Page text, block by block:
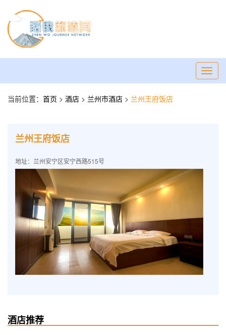
当前位置： 首页 > 酒店 > 兰州市酒店 > 兰州王府饭店
兰州王府饭店
地址：兰州安宁区安宁西路515号
酒店推荐